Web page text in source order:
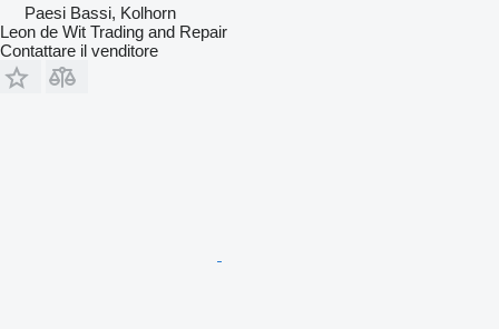
Paesi Bassi, Kolhorn
Leon de Wit Trading and Repair
Contattare il venditore